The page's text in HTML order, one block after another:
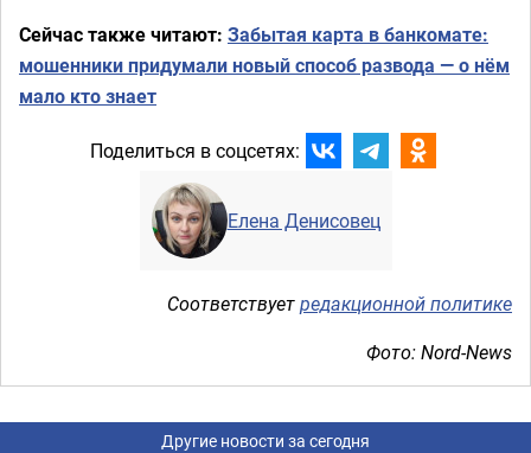
Сейчас также читают: Забытая карта в банкомате:
мошенники придумали новый способ развода — о нём
мало кто знает
Поделиться в соцсетях:
Елена Денисовец
Соответствуетредакционной политике
Фото: Nord-News
Другие новости за сегодня